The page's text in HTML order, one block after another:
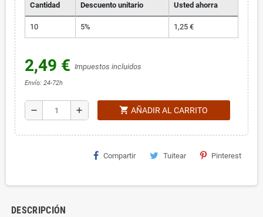
Cantidad Descuento unitario Usted ahorra
10 5% 1,25 €
2,49 € Impuestos incluidos
Envío: 24-72h
remove add shopping_cart AÑADIR AL CARRITO
Compartir Tuitear Pinterest
DESCRIPCIÓN